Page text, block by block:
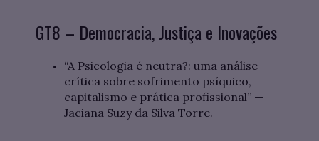
GT8 – Democracia, Justiça e Inovações
“A Psicologia é neutra?: uma análise
crítica sobre sofrimento psíquico,
capitalismo e prática profissional” —
Jaciana Suzy da Silva Torre.